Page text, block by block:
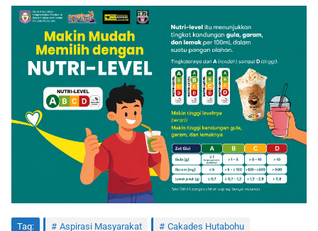
Tag: Aspirasi Masyarakat Cakades Hutabohu